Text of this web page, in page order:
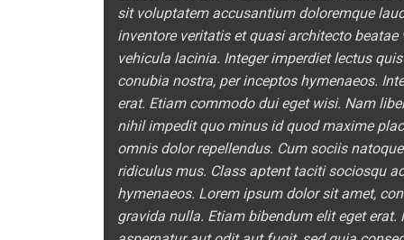
sit voluptatem accusantium doloremque
inventore veritatis et quasi architecto
vehicula lacinia. Integer imperdiet lectus
conubia nostra, per inceptos hymenaeos.
erat. Etiam commodo dui eget wisi. Nam
nihil impedit quo minus id quod maxime
omnis dolor repellendus. Cum sociis
ridiculus mus. Class aptent taciti sociosqu
hymenaeos. Lorem ipsum dolor sit amet,
gravida nulla. Etiam bibendum elit eget